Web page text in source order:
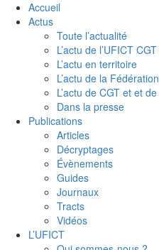
Accueil
Actus
Toute l’actualité
L’actu de l’UFICT
L’actu en territoire
L’actu de la
L’actu de CGT et et de
Dans la presse
Publications
Articles
Décryptages
Évènements
Guides
Journaux
Tracts
Vidéos
L’UFICT